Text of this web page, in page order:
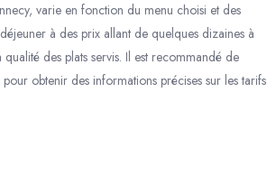
varie en fonction du menu choisi et des
à des prix allant de quelques dizaines à
qualité des plats servis. Il est recommandé de
obtenir des informations précises sur les tarifs